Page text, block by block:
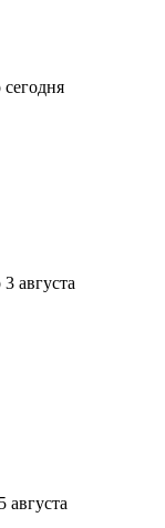
сегодня
3 августа
5 августа